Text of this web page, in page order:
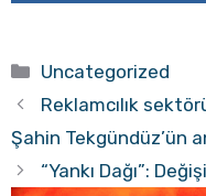
Kategoriler
Uncategorized
Reklamcılık
Şahin Tekgündüz’ün
“Yankı Dağı”: